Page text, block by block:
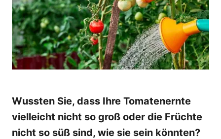
Wussten Sie, dass Ihre Tomatenernte
vielleicht nicht so groß oder die Früchte
nicht so süß sind, wie sie sein könnten?